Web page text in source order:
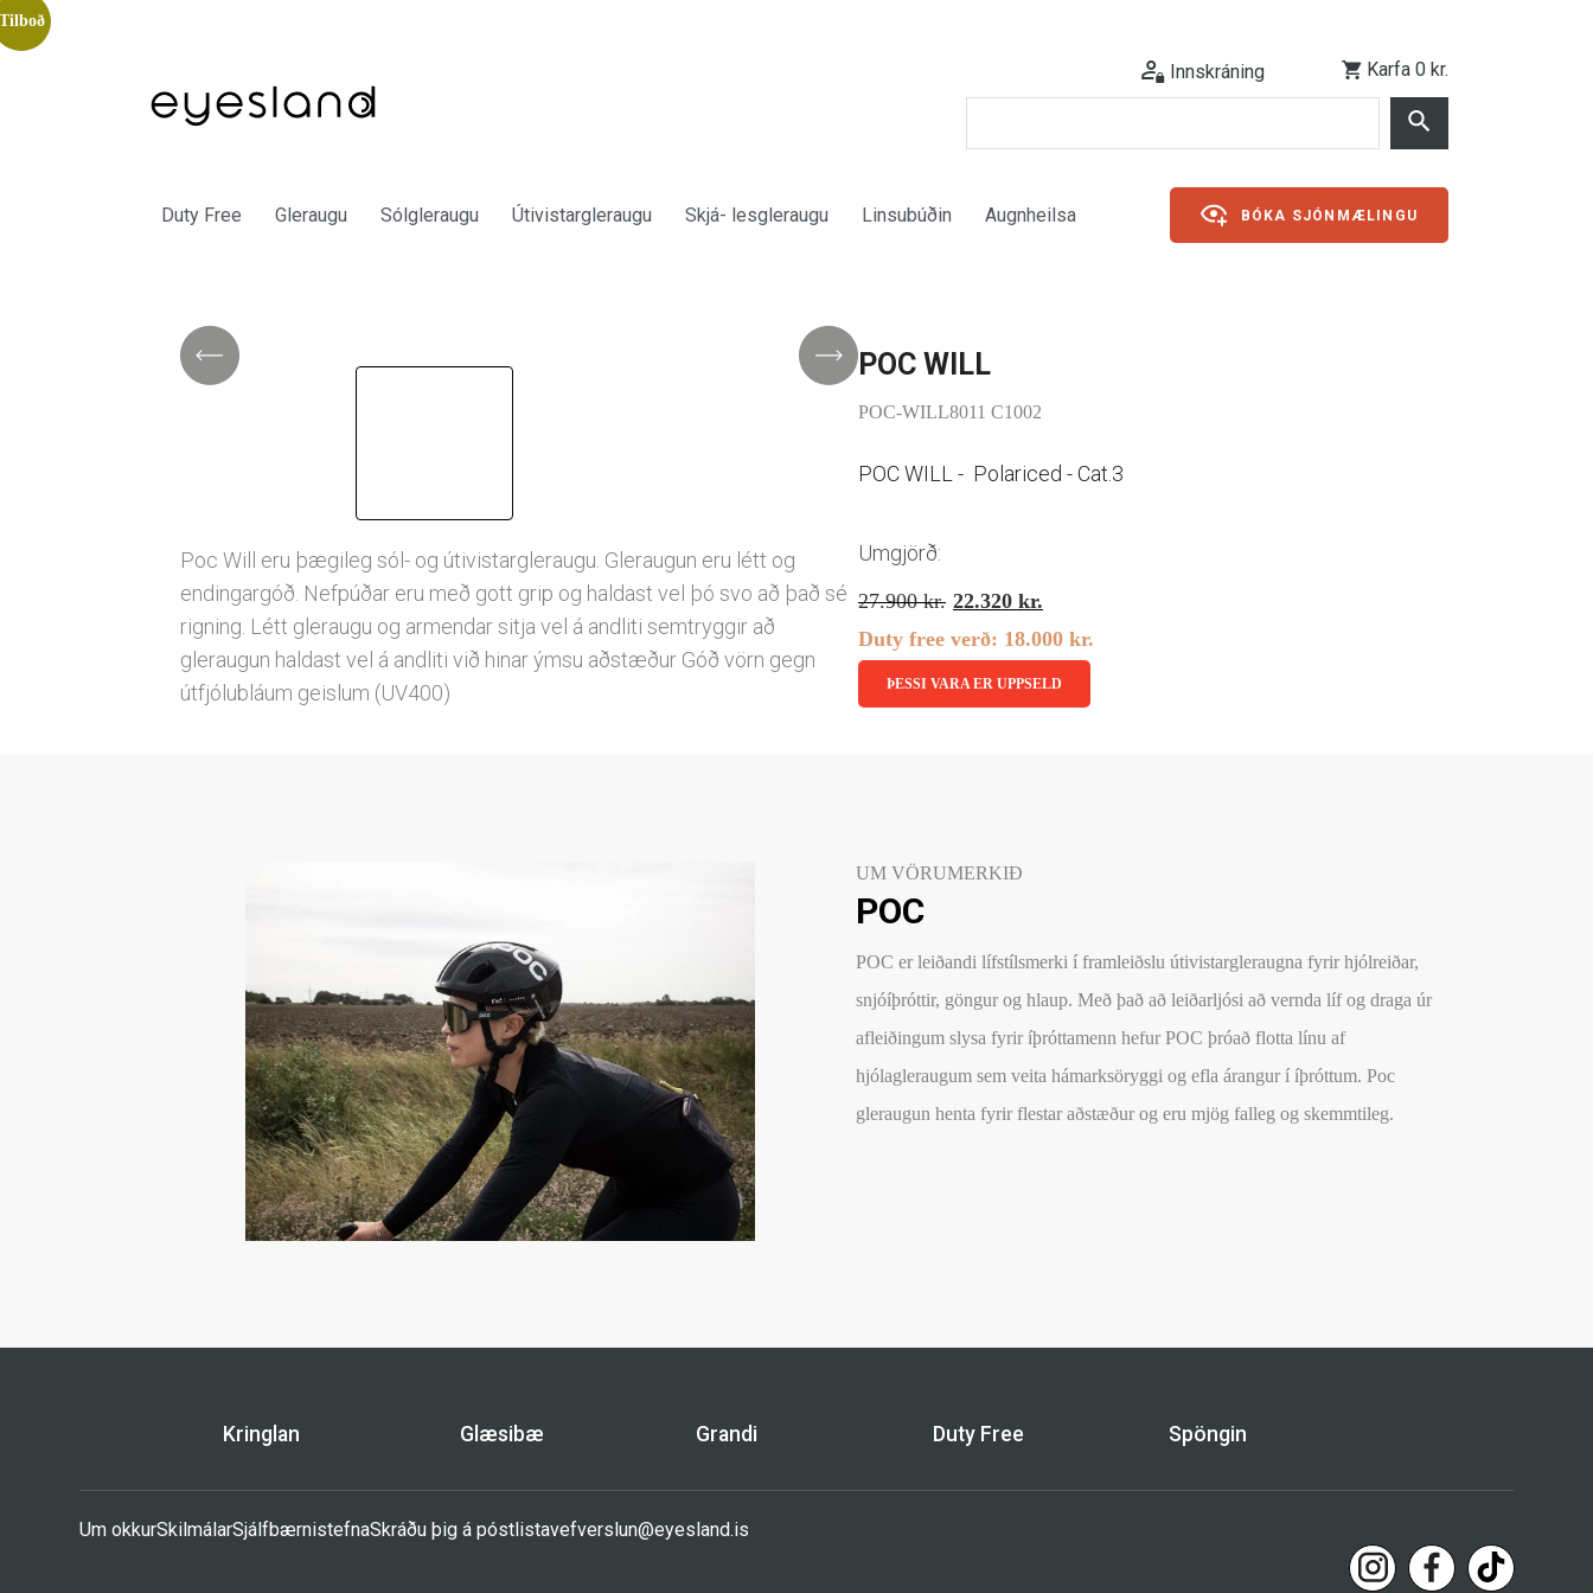
Innskráning Karfa 0 kr.
Duty Free Gleraugu Sólgleraugu Útivistargleraugu Skjá- lesgleraugu Linsubúðin Augnheilsa BÓKA SJÓNMÆLINGU
Poc Will eru þægileg sól- og útivistargleraugu. Gleraugun eru létt og
endingargóð. Nefpúðar eru með gott grip og haldast vel þó svo að það sé
rigning. Létt gleraugu og armendar sitja vel á andliti semtryggir að
gleraugun haldast vel á andliti við hinar ýmsu aðstæður Góð vörn gegn
útfjólubláum geislum (UV400)
POC WILL
POC-WILL8011 C1002
POC WILL - Polariced - Cat.3
Umgjörð:
27.900kr. Original
price
was:
27.900 kr..
22.320 kr.
price
is:
22.320 kr..
Duty free verð: 18.000 kr.
ÞESSI VARA ER UPPSELD
UM VÖRUMERKIÐ
POC
POC er leiðandi lífstílsmerki í framleiðslu útivistargleraugna fyrir hjólreiðar,
snjóíþróttir, göngur og hlaup. Með það að leiðarljósi að vernda líf og draga úr
afleiðingum slysa fyrir íþróttamenn hefur POC þróað flotta línu af
hjólagleraugum sem veita hámarksöryggi og efla árangur í íþróttum. Poc
gleraugun henta fyrir flestar aðstæður og eru mjög falleg og skemmtileg.
Kringlan Glæsibæ Grandi Duty Free Spöngin
Um okkurSkilmálarSjálfbærnistefnaSkráðu þig á póstlistavefverslun@eyesland.is